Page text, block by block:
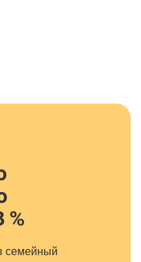
%
семейный